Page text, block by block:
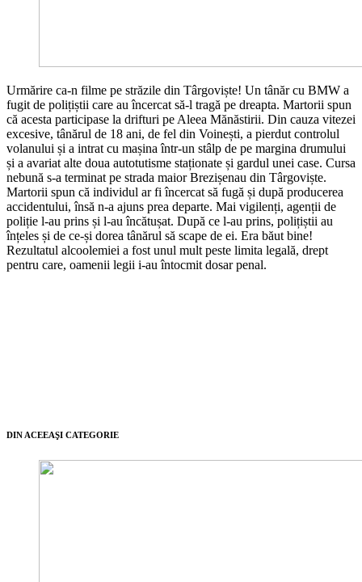
Urmărire ca-n filme pe străzile din Târgoviște! Un tânăr cu BMW a
fugit de polițiștii care au încercat să-l tragă pe dreapta. Martorii spun
că acesta participase la drifturi pe Aleea Mănăstirii. Din cauza vitezei
excesive, tânărul de 18 ani, de fel din Voinești, a pierdut controlul
volanului și a intrat cu mașina într-un stâlp de pe margina drumului
și a avariat alte doua autotutisme staționate și gardul unei case. Cursa
nebună s-a terminat pe strada maior Brezișenau din Târgoviște.
Martorii spun că individul ar fi încercat să fugă și după producerea
accidentului, însă n-a ajuns prea departe. Mai vigilenți, agenții de
poliție l-au prins și l-au încătușat. După ce l-au prins, polițiștii au
înțeles și de ce-și dorea tânărul să scape de ei. Era băut bine!
Rezultatul alcoolemiei a fost unul mult peste limita legală, drept
pentru care, oamenii legii i-au întocmit dosar penal.
DIN ACEEAŞI CATEGORIE